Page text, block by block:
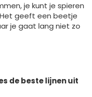
je kunt je spieren
geeft een beetje
je gaat lang niet zo
de beste lijnen uit